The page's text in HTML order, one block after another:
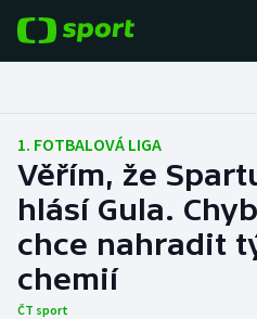
Fotbal
Hokej
Tenis
Atletika
1. FOTBALOVÁ LIGA
Věřím, že
hlásí Gula.
chce nahradit
chemií
ČT sport